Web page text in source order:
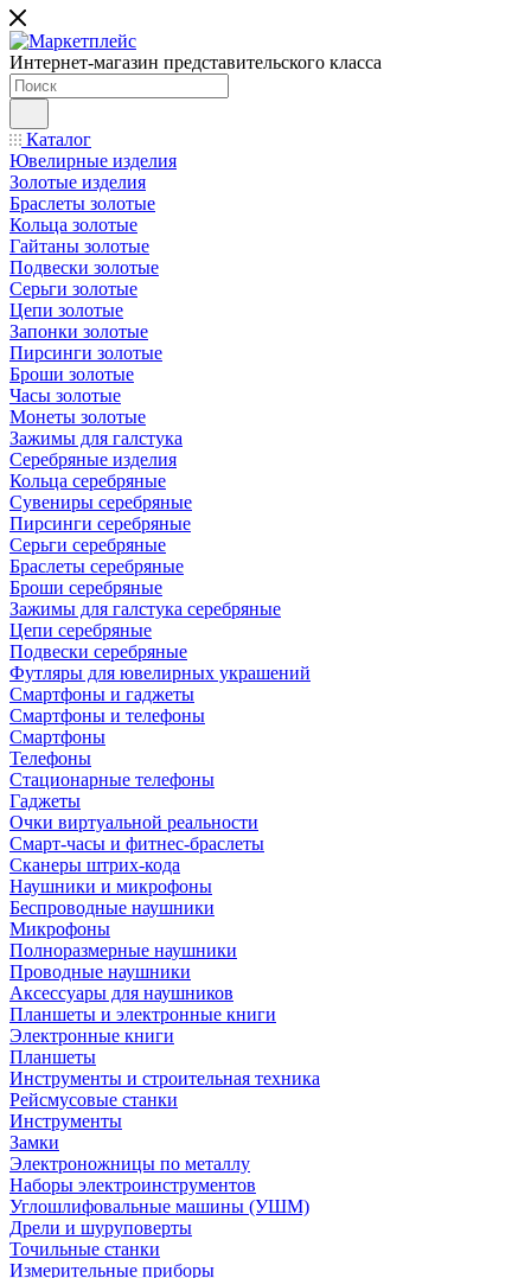
Интернет-магазин представительского класса
Каталог
Ювелирные изделия
Золотые изделия
Браслеты золотые
Кольца золотые
Гайтаны золотые
Подвески золотые
Серьги золотые
Цепи золотые
Запонки золотые
Пирсинги золотые
Броши золотые
Часы золотые
Монеты золотые
Зажимы для галстука
Серебряные изделия
Кольца серебряные
Сувениры серебряные
Пирсинги серебряные
Серьги серебряные
Браслеты серебряные
Броши серебряные
Зажимы для галстука серебряные
Цепи серебряные
Подвески серебряные
Футляры для ювелирных украшений
Смартфоны и гаджеты
Смартфоны и телефоны
Смартфоны
Телефоны
Стационарные телефоны
Гаджеты
Очки виртуальной реальности
Смарт-часы и фитнес-браслеты
Сканеры штрих-кода
Наушники и микрофоны
Беспроводные наушники
Микрофоны
Полноразмерные наушники
Проводные наушники
Аксессуары для наушников
Планшеты и электронные книги
Электронные книги
Планшеты
Инструменты и строительная техника
Рейсмусовые станки
Инструменты
Замки
Электроножницы по металлу
Наборы электроинструментов
Углошлифовальные машины (УШМ)
Дрели и шуруповерты
Точильные станки
Измерительные приборы